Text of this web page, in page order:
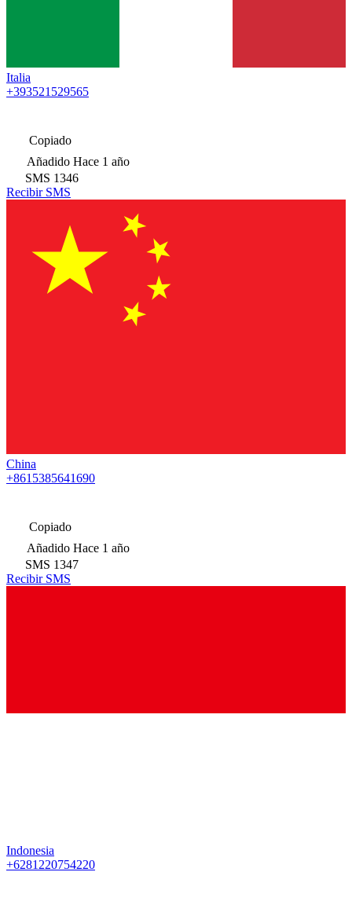
Italia
+393521529565
Copiado
Añadido Hace 1 año
SMS 1346
Recibir SMS
China
+8615385641690
Copiado
Añadido Hace 1 año
SMS 1347
Recibir SMS
Indonesia
+6281220754220